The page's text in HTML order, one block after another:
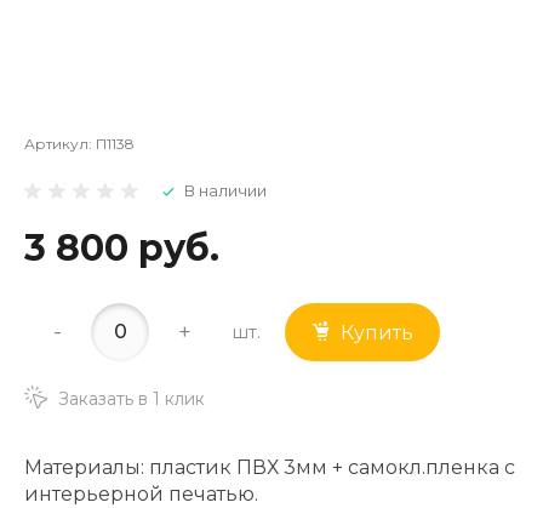
Артикул: П1138
В наличии
3 800 руб.
- + шт. Купить
Заказать в 1 клик
Материалы: пластик ПВХ 3мм + самокл.пленка с
интерьерной печатью.